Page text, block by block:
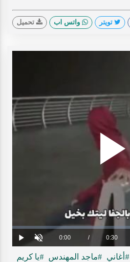
تويتر واتس اب تحميل
Play
Play Unmute Current
Time
0:00 / Duration
0:30
Loaded:
0%
Progress:
0%
#أغاني #ماجد المهندس #يا كريم